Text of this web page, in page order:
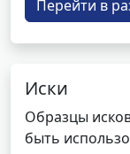
Перейти в
Иски
Образцы
быть